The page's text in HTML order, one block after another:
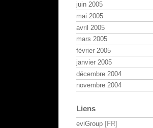
juin 2005
mai 2005
avril 2005
mars 2005
février 2005
janvier 2005
décembre 2004
novembre 2004
Liens
eviGroup